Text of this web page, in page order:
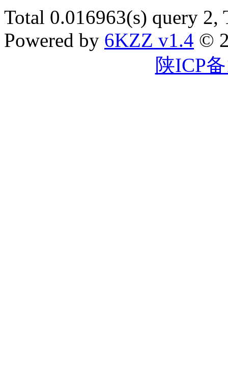
Total 0.016963(s) query
Powered by 6KZZ v1.4 ©
陕ICP